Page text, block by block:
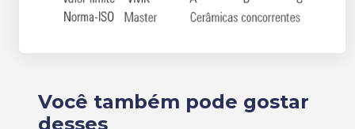
Você também pode gostar
desses